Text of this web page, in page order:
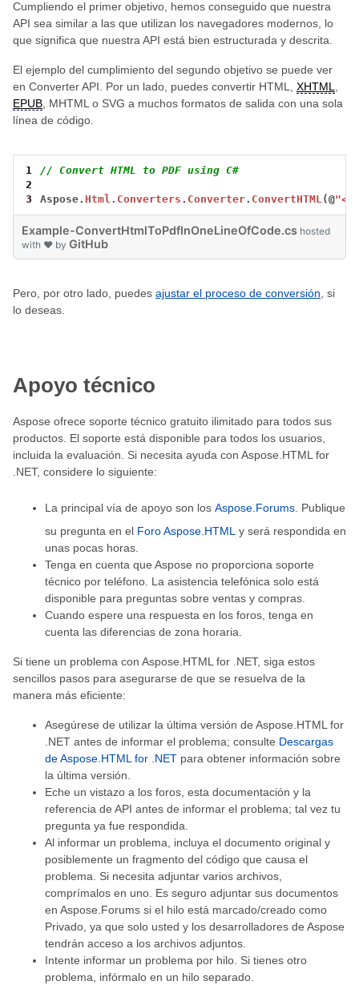
Cumpliendo el primer objetivo, hemos conseguido que nuestra
API sea similar a las que utilizan los navegadores modernos, lo
que significa que nuestra API está bien estructurada y descrita.
El ejemplo del cumplimiento del segundo objetivo se puede ver
en Converter API. Por un lado, puedes convertir HTML, XHTML
EPUB , MHTML o SVG a muchos formatos de salida con una sola
línea de código.
1
// Convert HTML to PDF using C#
2
3
Aspose.Html . Converters . Converter. ConvertHTML(@
Example-ConvertHtmlToPdfInOneLineOfCode.cs hosted
with ❤ by GitHub
Pero, por otro lado, puedes ajustar el proceso de conversión , si
lo deseas.
Apoyo técnico
Aspose ofrece soporte técnico gratuito ilimitado para todos sus
productos. El soporte está disponible para todos los usuarios,
incluida la evaluación. Si necesita ayuda con Aspose.HTML for
.NET, considere lo siguiente:
La principal vía de apoyo son los Aspose.Forums . Publique
su pregunta en el Foro Aspose.HTML y será respondida en
unas pocas horas.
Tenga en cuenta que Aspose no proporciona soporte
técnico por teléfono. La asistencia telefónica solo está
disponible para preguntas sobre ventas y compras.
Cuando espere una respuesta en los foros, tenga en
cuenta las diferencias de zona horaria.
Si tiene un problema con Aspose.HTML for .NET, siga estos
sencillos pasos para asegurarse de que se resuelva de la
manera más eficiente:
Asegúrese de utilizar la última versión de Aspose.HTML for
.NET antes de informar el problema; consulte Descargas
de Aspose.HTML for .NET para obtener información sobre
la última versión.
Eche un vistazo a los foros, esta documentación y la
referencia de API antes de informar el problema; tal vez tu
pregunta ya fue respondida.
Al informar un problema, incluya el documento original y
posiblemente un fragmento del código que causa el
problema. Si necesita adjuntar varios archivos,
comprímalos en uno. Es seguro adjuntar sus documentos
en Aspose.Forums si el hilo está marcado/creado como
Privado, ya que solo usted y los desarrolladores de Aspose
tendrán acceso a los archivos adjuntos.
Intente informar un problema por hilo. Si tienes otro
problema, infórmalo en un hilo separado.